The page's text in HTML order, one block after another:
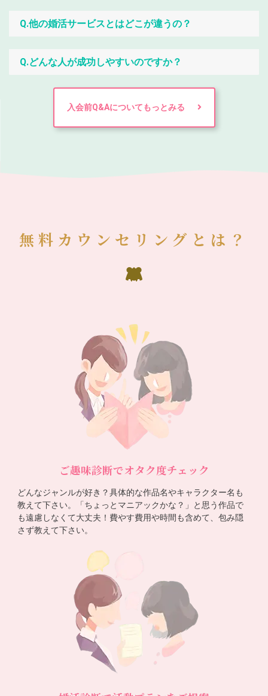
Q.他の婚活サービスとはどこが違うの？
Q.どんな人が成功しやすいのですか？
入会前Q&Aについてもっとみる
無料カウンセリングとは？
ご趣味診断でオタク度チェック
どんなジャンルが好き？具体的な作品名やキャラクター名も
教えて下さい。「ちょっとマニアックかな？」と思う作品で
も遠慮しなくて大丈夫！費やす費用や時間も含めて、包み隠
さず教えて下さい。